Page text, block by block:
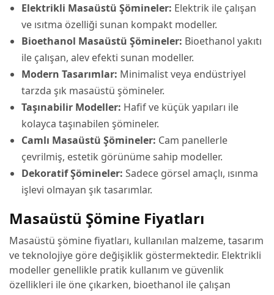
Elektrikli Masaüstü Şömineler: Elektrik ile çalışan
ve ısıtma özelliği sunan kompakt modeller.
Bioethanol Masaüstü Şömineler: Bioethanol yakıtı
ile çalışan, alev efekti sunan modeller.
Modern Tasarımlar: Minimalist veya endüstriyel
tarzda şık masaüstü şömineler.
Taşınabilir Modeller: Hafif ve küçük yapıları ile
kolayca taşınabilen şömineler.
Camlı Masaüstü Şömineler: Cam panellerle
çevrilmiş, estetik görünüme sahip modeller.
Dekoratif Şömineler: Sadece görsel amaçlı, ısınma
işlevi olmayan şık tasarımlar.
Masaüstü Şömine Fiyatları
Masaüstü şömine fiyatları, kullanılan malzeme, tasarım
ve teknolojiye göre değişiklik göstermektedir. Elektrikli
modeller genellikle pratik kullanım ve güvenlik
özellikleri ile öne çıkarken, bioethanol ile çalışan